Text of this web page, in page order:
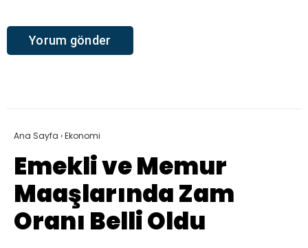
Ana Sayfa ›Ekonomi
Emekli ve Memur
Maaşlarında Zam
Oranı Belli Oldu